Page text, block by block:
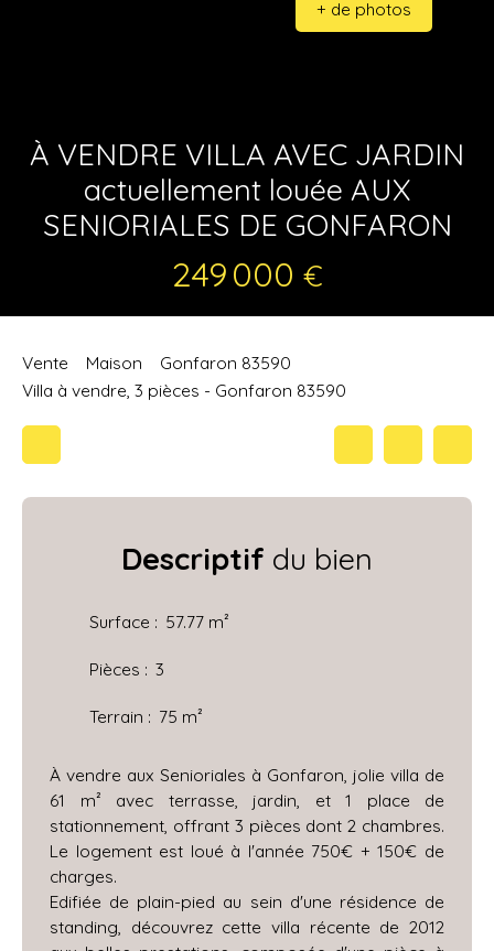
+ de photos
À VENDRE VILLA AVEC JARDIN
actuellement louée AUX
SENIORIALES DE GONFARON
249 000 €
Vente Maison
Gonfaron 83590
Villa à vendre, 3 pièces - Gonfaron 83590
Descriptif du bien
Surface : 57.77 m²
Pièces : 3
Terrain : 75 m²
À vendre aux Senioriales à Gonfaron, jolie villa de
61 m² avec terrasse, jardin, et 1 place de
stationnement, offrant 3 pièces dont 2 chambres.
Le logement est loué à l'année 750€ + 150€ de
charges.
Edifiée de plain-pied au sein d'une résidence de
standing, découvrez cette villa récente de 2012